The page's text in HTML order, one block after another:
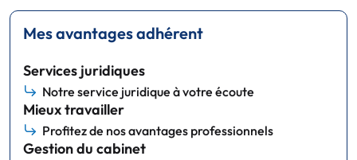
Mes avantages adhérent
Services juridiques
Notre service juridique à votre écoute
Mieux travailler
Profitez de nos avantages professionnels
Gestion du cabinet